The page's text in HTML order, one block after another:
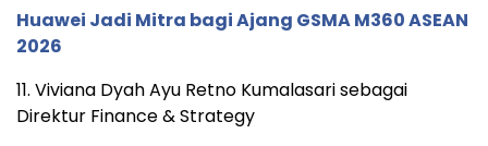
Huawei Jadi Mitra bagi Ajang GSMA M360 ASEAN
2026
11. Viviana Dyah Ayu Retno Kumalasari sebagai
Direktur Finance & Strategy